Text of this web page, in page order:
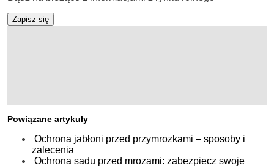
Zapisz się
Powiązane artykuły
Ochrona jabłoni przed przymrozkami – sposoby i
zalecenia
Ochrona sadu przed mrozami: zabezpiecz swoje